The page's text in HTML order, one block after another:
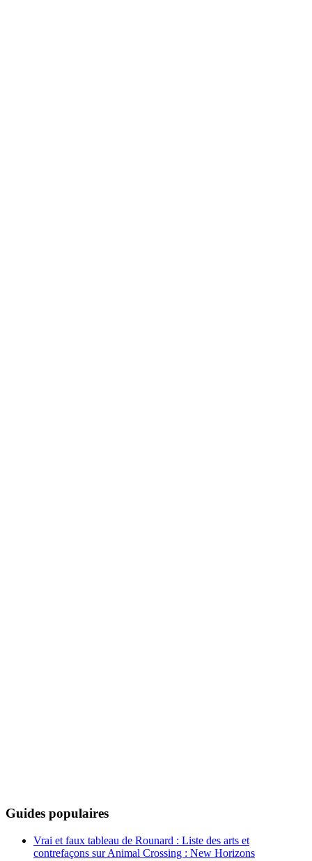
Guides populaires
Vrai et faux tableau de Rounard : Liste des arts et
contrefaçons sur Animal Crossing : New Horizons